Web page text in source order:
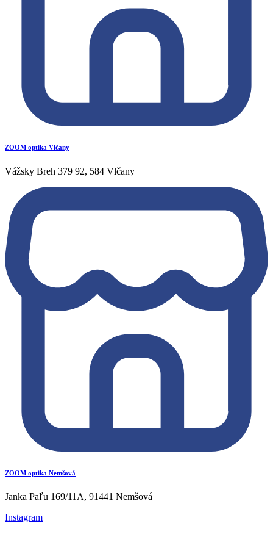
ZOOM optika Vlčany
Vážsky Breh 379 92, 584 Vlčany
ZOOM optika Nemšová
Janka Paľu 169/11A, 91441 Nemšová
Instagram